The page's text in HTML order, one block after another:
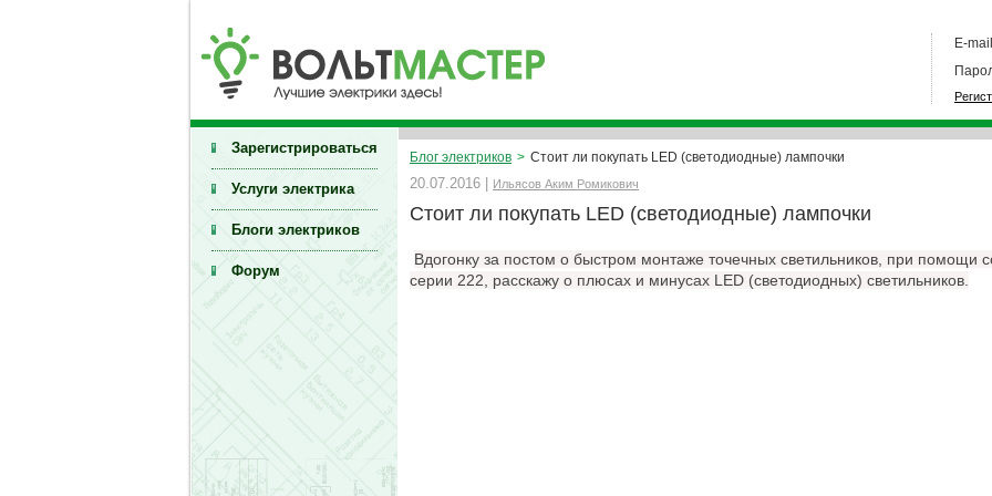
E-
Зарегистрироваться
Услуги электрика
Блоги электриков
Форум
Блог электриков > Стоит ли покупать LED (светодиодные) лампочки
20.07.2016 |
Ильясов Аким Ромикович
Стоит ли покупать LED (светодиодные) лампочки
Вдогонку за постом о быстром монтаже точечных светильников, при
серии 222, расскажу о плюсах и минусах LED (светодиодных) светильников.